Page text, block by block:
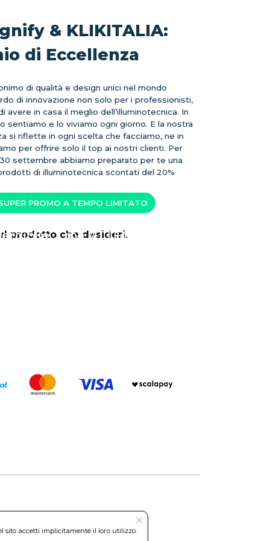
& KLIKITALIA:
di Eccellenza
di qualità e design unici nel mondo
di innovazione non solo per i professionisti,
avere in casa il meglio dell’illuminotecnica. In
sentiamo e lo viviamo ogni giorno. E la nostra
si riflette in ogni scelta che facciamo, ne in
per offrire solo il top ai nostri clienti. Per
settembre abbiamo preparato per te una
di illuminotecnica scontati del 20%
PROMO A TEMPO LIMITATO
Senti il ​​ticchettio?
che passa qualcuno
aver già cliccato
che desideri.
… ma ATTENZIONE: le
occasione di avere il meglio
un prezzo scontato potrebbe
scade il 30 settembre, ma i
ORA:
hai sempre voluto sapere
ogni tuo dubbio per
Scegli Philips Signify al
RM-535144
sito accetti implicitamente il loro utilizzo.